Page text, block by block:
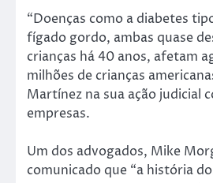
“Doenças como a diabetes
fígado gordo, ambas quase
crianças há 40 anos, afetam
milhões de crianças
Martínez na sua ação judicial
empresas.
Um dos advogados, Mike
comunicado que “a história